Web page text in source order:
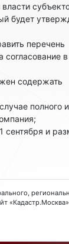
будет
перечень
согласование
содержать
полного
сентября и